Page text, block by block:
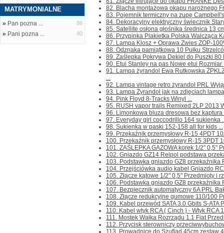
MATRYMONIALNE
» Pan pozna ... 86
» Pani pozna ... 40
82. Blacha montażowa okapu narożnego
83. Pojemnik termiczny na zupę
84. Dekoracyjny elektryczny świecznik
85. Satellite osłona głośnika średnica 13
86. Przypinka Plakietka Polska Walcząca
87. Lampa Klosz + Oprawa Zwies ZOP-
88. Odznaka pamiątkowa 10 Pułku
89. Zaślepka Pokrywa Dekiel do Puszki 80
90. Etui Stanley na pas Nowe etui Rozmiar
91. Lampa żyrandol Ewa Rutkowska
...
92. Lampa vintage retro żyrandol PRL
93. Lampa Żyrandol jak na zdjęciach
94. Pink Floyd 8-Tracks Winyl ...
95. RUSH vapor trails Remixed 2LP 2013
96. Limonkowa bluza dresowa bez
97. Everyday girl coccodrillo 164 sukienka
98. Sukienka w paski 152-158 all for kids ...
99. Przekaźnik przemysłowy R-15 4PDT
100. Przekaźnik przemysłowy R-15 3PDT
101. ZAŚLEPKA GAZOWA korek 1/2" 0,5"
102. Gniazdo GZ14 Relpol podstawa
103. Podstawka gniazdo GZ8 przekaźnika
104. Przejściówka audio kabel Gniazdo
105. Złącze kątowe 1/2" 0,5" Przedmioty i
106. Podstawka gniazdo GZ8 przekaźnika
107. Bezpiecznik automatyczny 6A PRL
108. Złącze redukcyjne gumowe 110/100
109. Kabel przewód SATA 3.0 Gbits S-ATA
110. Kabel wtyk RCA ( Cinch ) - Wtyk RCA
111. Mostek Wałka Rozrządu 1.1 Fiat
112. Przycisk sterowniczy
113. Prowadnice do Szuflad 45cm zestaw